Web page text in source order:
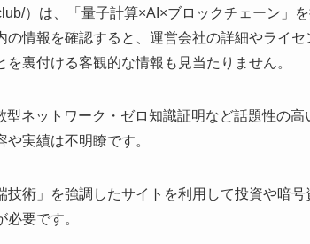
）は、「量子計算×AI×ブロックチェーン」
の情報を確認すると、運営会社の詳細やライ
裏付ける客観的な情報も見当たりません。
型ネットワーク・ゼロ知識証明など話題性の
実績は不明瞭です。
技術」を強調したサイトを利用して投資や暗
要です。